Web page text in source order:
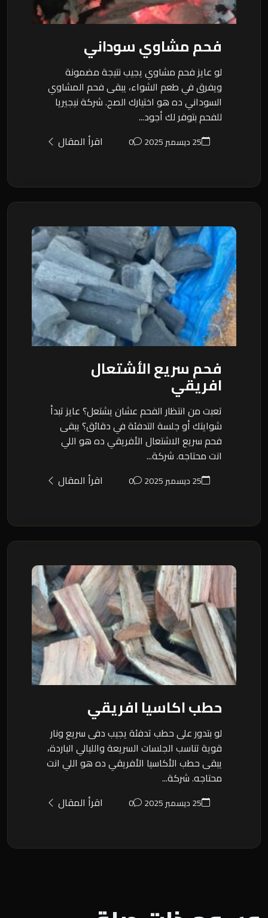
فحم مشاوي سوداني
لو عايز فحم مشاوي يجيب نتيجة مضمونة
ويفرق في طعم الشواء، يبقى فحم المشاوي
السوداني ده هو اختيارك الصح. شركة نيجيريا
للفحم بتوفر لك أجود...
25 ديسمبر 2025 0 اقرأ المقال
فحم سريع الأشتعال
افريقي
تعبت من انتظار الفحم عشان يشتعل؟ عايز تبدأ
شوايتك أو جلسة التدفئة في دقائق؟ يبقى
فحم سريع الاشتعال الأفريقي ده هو اللي
انت محتاجه. شركة...
25 ديسمبر 2025 0 اقرأ المقال
حطب اكاسيا افريقي
لو بتدور على حطب تدفئة يجيب دفى سريع ونار
قوية تناسب الجلسات السريعة والليالي الباردة،
يبقى حطب الأكاسيا الأفريقي ده هو اللي انت
محتاجه. شركة...
25 ديسمبر 2025 0 اقرأ المقال